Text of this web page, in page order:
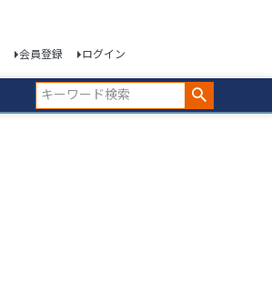
会員登録 ログイン